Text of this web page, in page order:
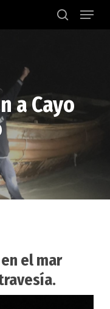
Menu
a Cayo
el mar